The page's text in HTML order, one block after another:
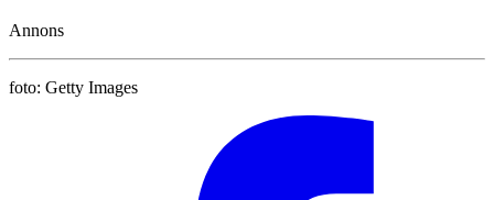
Annons
foto: Getty Images